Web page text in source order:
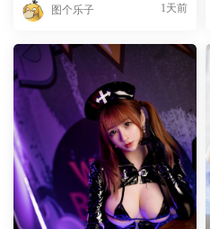
图个乐子 1天前